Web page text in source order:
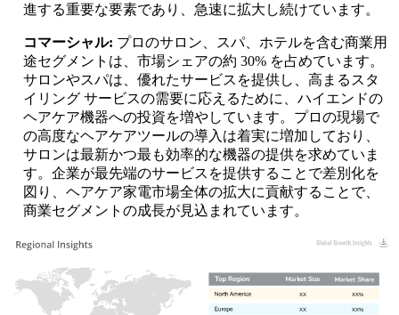
進する重要な要素であり、急速に拡大し続けています。
コマーシャル: プロのサロン、スパ、ホテルを含む商業用
途セグメントは、市場シェアの約 30% を占めています。
サロンやスパは、優れたサービスを提供し、高まるスタ
イリング サービスの需要に応えるために、ハイエンドの
ヘアケア機器への投資を増やしています。プロの現場で
の高度なヘアケアツールの導入は着実に増加しており、
サロンは最新かつ最も効率的な機器の提供を求めていま
す。企業が最先端のサービスを提供することで差別化を
図り、ヘアケア家電市場全体の拡大に貢献することで、
商業セグメントの成長が見込まれています。
XX%
XX
XX%
XX